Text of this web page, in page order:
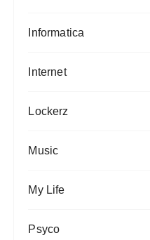
Informatica
Internet
Lockerz
Music
My Life
Psyco